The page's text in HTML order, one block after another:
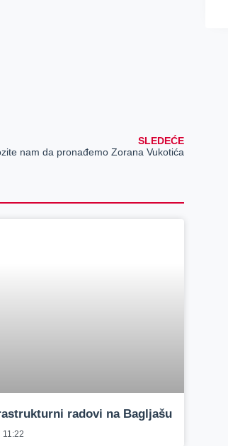
SLEDEĆE
nam da pronađemo Zorana Vukotića
radovi na Bagljašu
11:22